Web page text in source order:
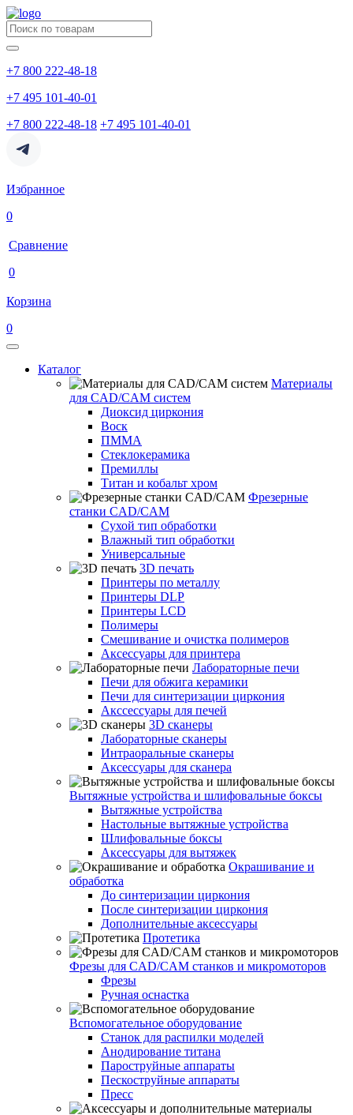
+7 800 222-48-18
+7 495 101-40-01
+7 800 222-48-18 +7 495 101-40-01
Избранное
0
Сравнение
0
Корзина
0
Каталог
Материалы
для CAD/CAM систем
Диоксид циркония
Воск
ПММА
Стеклокерамика
Премиллы
Титан и кобальт хром
Фрезерные
станки CAD/CAM
Сухой тип обработки
Влажный тип обработки
Универсальные
3D печать
Принтеры по металлу
Принтеры DLP
Принтеры LCD
Полимеры
Смешивание и очистка полимеров
Аксессуары для принтера
Лабораторные печи
Печи для обжига керамики
Печи для синтеризации циркония
Акссессуары для печей
3D сканеры
Лабораторные сканеры
Интраоральные сканеры
Аксессуары для сканера
Вытяжные устройства и шлифовальные боксы
Вытяжные устройства
Настольные вытяжные устройства
Шлифовальные боксы
Аксессуары для вытяжек
Окрашивание и
обработка
До синтеризации циркония
После синтеризации циркония
Дополнительные аксессуары
Протетика
Фрезы для CAD/CAM станков и микромоторов
Фрезы
Ручная оснастка
Вспомогательное оборудование
Станок для распилки моделей
Анодирование титана
Пароструйные аппараты
Пескоструйные аппараты
Пресс